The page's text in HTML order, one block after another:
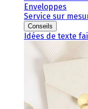
Enveloppes
Service sur
Conseils
Idées de texte